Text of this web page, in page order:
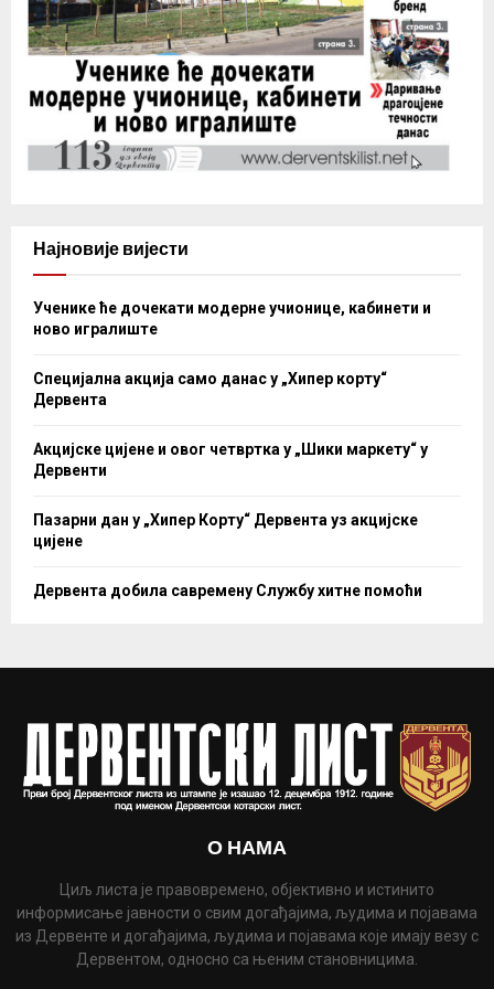
Најновије вијести
Ученике ће дочекати модерне учионице, кабинети и
ново игралиште
Специјална акција само данас у „Хипер корту“
Дервента
Акцијске цијене и овог четвртка у „Шики маркету“ у
Дервенти
Пазарни дан у „Хипер Корту“ Дервента уз акцијске
цијене
Дервента добила савремену Службу хитне помоћи
О НАМА
Циљ листа је правовремено, објективно и истинито
информисање јавности о свим догађајима, људима и појавама
из Дервенте и догађајима, људима и појавама које имају везу с
Дервентом, односно са њеним становницима.